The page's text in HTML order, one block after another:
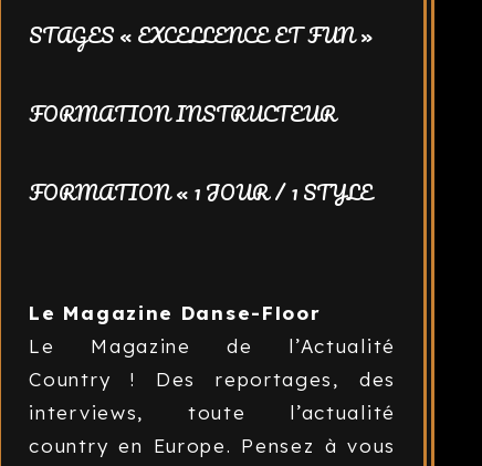
STAGES « EXCELLENCE ET FUN »
FORMATION INSTRUCTEUR
FORMATION « 1 JOUR / 1 STYLE
Le Magazine Danse-Floor
Le Magazine de l’Actualité
Country ! Des reportages, des
interviews, toute l’actualité
country en Europe. Pensez à vous